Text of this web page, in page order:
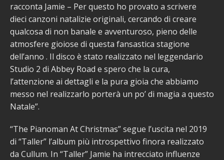
racconta Jamie – Per questo ho provato a scrivere
dieci canzoni natalizie originali, cercando di creare
qualcosa di non banale e avventuroso, pieno delle
atmosfere gioiose di questa fansastica stagione
dell’anno . Il disco è stato realizzato nel leggendario
Studio 2 di Abbey Road e spero che la cura,
l’attenzione ai dettagli e la pura gioia che abbiamo
messo nel realizzarlo porterà un po’ di magia a questo
Natale”.
“The Pianoman At Christmas” segue l’uscita nel 2019
di “Taller” l’album più introspettivo finora realizzato
da Cullum. In “Taller” Jamie ha intrecciato influenze